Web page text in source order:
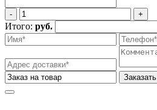
‐ +
Итого: руб.
Заказать